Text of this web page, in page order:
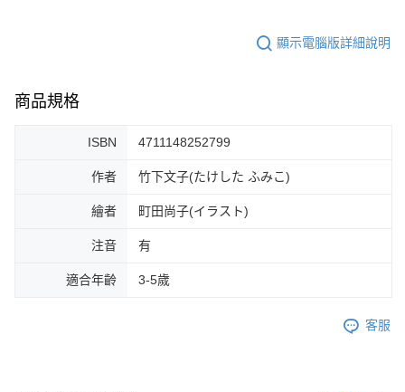
顯示電腦版詳細說明
商品規格
ISBN 4711148252799
作者 竹下文子(たけした ふみこ)
繪者 町田尚子(イラスト)
注音 有
適合年齡 3-5歲
客服